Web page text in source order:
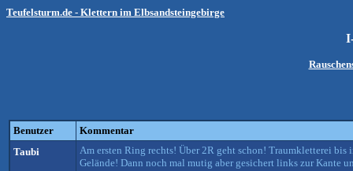
Teufelsturm.de - Klettern im Elbsandsteingebirge
Benutzer
Kommentar
Taubi
Am ersten Ring rechts! Über 2R geht schon! Traumkletterei
Gelände! Dann noch mal mutig aber gesichert links zur Kante